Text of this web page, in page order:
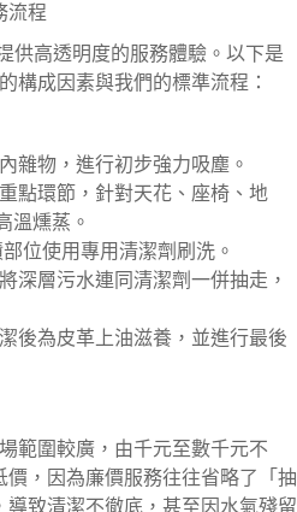
流程
供高透明度的服務體驗。以下是
的構成因素與我們的標準流程：
雜物，進行初步強力吸塵。
重點環節，針對天花、座椅、地
溫燻蒸。
位使用專用清潔劑刷洗。
深層污水連同清潔劑一併抽走，
後為皮革上油滋養，並進行最後
範圍較廣，由千元至數千元不
，因為廉價服務往往省略了「抽
致清潔不徹底，甚至因水氣殘留